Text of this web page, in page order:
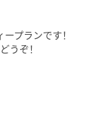
プランです！
うぞ！